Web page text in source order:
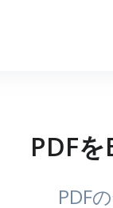
PDF
PDF